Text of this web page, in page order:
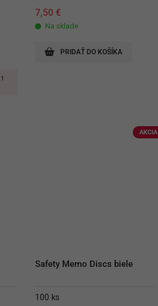
7,50 €
Na sklade
PRIDAŤ DO KOŠÍKA
AKCIA
Safety Memo Discs biele
100 ks